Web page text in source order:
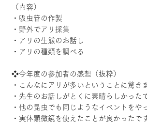
（内容）
・吸虫管の作製
・野外でアリ採集
・アリの生態のお話し
・アリの種類を調べる
❖今年度の参加者の感想（抜粋）
・こんなにアリが多いということに驚き
・先生のお話しがとくに素晴らしかったで
・他の昆虫でも同じようなイベントをや
・実体顕微鏡を使えたことが良かったです